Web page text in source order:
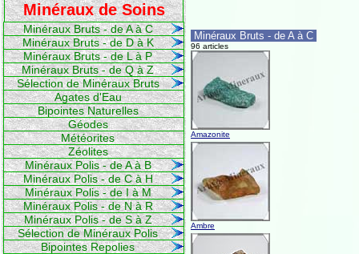
Minéraux de Soins
Minéraux Bruts - de A à C
Minéraux Bruts - de D à K
Minéraux Bruts - de L à P
Minéraux Bruts - de Q à Z
Sélection de Minéraux Bruts
Agates d'Eau
Bipointes Naturelles
Géodes
Météorites
Zéolites
Minéraux Polis - de A à B
Minéraux Polis - de C à H
Minéraux Polis - de I à M
Minéraux Polis - de N à R
Minéraux Polis - de S à Z
Sélection de Minéraux Polis
Bipointes Repolies
Minéraux Bruts - de A à C
96 articles
Amazonite
Ambre